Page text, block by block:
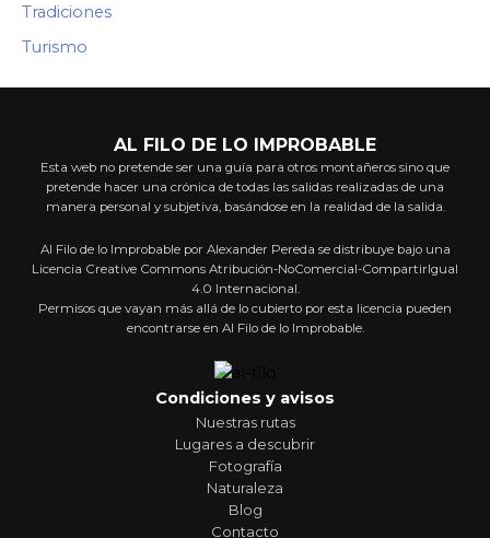
Tradiciones
Turismo
AL FILO DE LO IMPROBABLE
Esta web no pretende ser una guía para otros montañeros sino que
pretende hacer una crónica de todas las salidas realizadas de una
manera personal y subjetiva, basándose en la realidad de la salida.
Al Filo de lo Improbable por Alexander Pereda se distribuye bajo una
Licencia Creative Commons Atribución-NoComercial-CompartirIgual
4.0 Internacional.
Permisos que vayan más allá de lo cubierto por esta licencia pueden
encontrarse en Al Filo de lo Improbable.
Condiciones y avisos
Nuestras rutas
Lugares a descubrir
Fotografía
Naturaleza
Blog
Contacto